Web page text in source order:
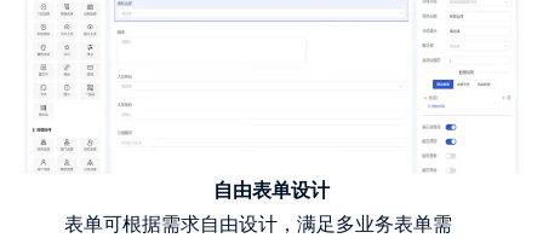
自由表单设计
表单可根据需求自由设计，满足多业务表单需